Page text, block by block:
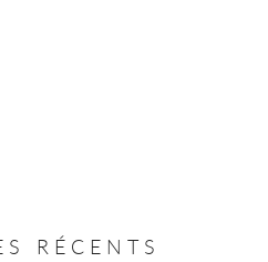
RÉCENTS